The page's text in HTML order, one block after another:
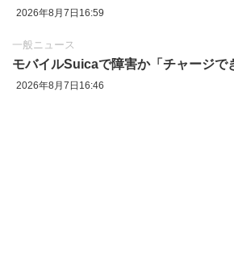
2026年8月7日16:59
一般ニュース
モバイルSuicaで障害か「チャージで
2026年8月7日16:46